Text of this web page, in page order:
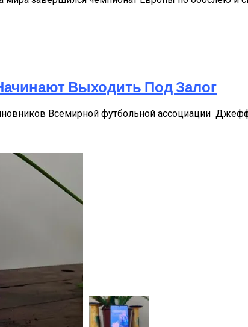
Выходить Под Залог
Всемирной футбольной ассоциации